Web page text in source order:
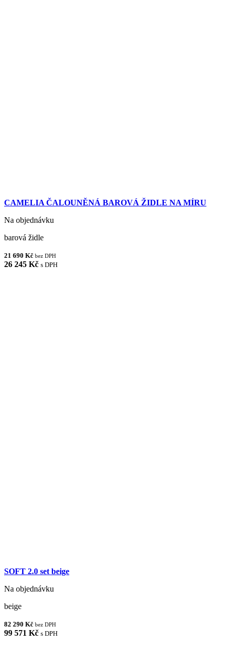
CAMELIA ČALOUNĚNÁ BAROVÁ ŽIDLE NA MÍRU
Na objednávku
barová židle
21 690 Kč bez DPH
26 245 Kč s DPH
SOFT 2.0 set beige
Na objednávku
beige
82 290 Kč bez DPH
99 571 Kč s DPH